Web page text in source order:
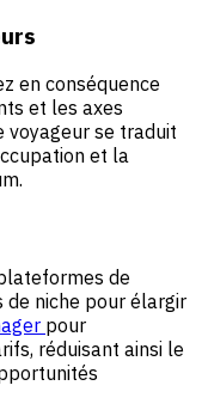
en conséquence
et les axes
voyageur se traduit
et la
de
niche pour élargir
pour
réduisant ainsi le